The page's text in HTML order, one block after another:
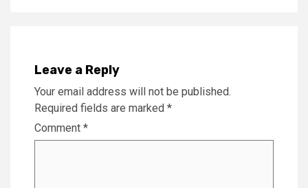
Leave a Reply
Your email address will not be published.
Required fields are marked *
Comment *